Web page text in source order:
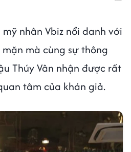
nhân Vbiz nổi danh với
mà cùng sự thông
Thúy Vân nhận được rất
tâm của khán giả.